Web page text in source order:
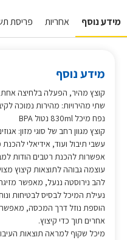
מידע נוסף אחריות פריסת
מידע נוסף
קוצץ מהיר, הפעלה בלחיצה אחת,
שתי מהירויות: מהירות נמוכה
נפח מיכל 830ml נטול BPA
קוצץ מגוון רחב של סוגי מזון:
עשבי תיבול ועוד, אידיאלי להכנת
אפשרות להכנת רטבים הודות
עוצמה גבוהה לתוצאות קיצוץ
להב נירוסטה ננעל, מאפשר
נעילת המיכל לבסיס לבטיחות
הוספת נוזל דרך המכסה, מאפשר
אחרים תוך כדי קיצוץ.
מיכל שקוף למראה תוצאות